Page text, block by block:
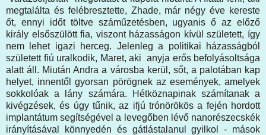
megtalálta és felébresztette, Zhade, már négy éve kereste
őt, ennyi időt töltve száműzetésben, ugyanis ő az előző
király elsőszülött fia, viszont házasságon kívül született, így
nem lehet igazi herceg. Jelenleg a politikai házasságból
született fiú uralkodik, Maret, aki anyja erős befolyásoltsága
alatt áll. Miután Andra a városba kerül, sőt, a palotában kap
helyet, innentől gyorsan pörögnek az események, amelyek
sokkolóak a lány számára. Hétköznapinak számítanak a
kivégzések, és úgy tűnik, az ifjú trónörökös a fején hordott
implantátum segítségével a levegőben lévő nanorészecskék
irányításával könnyedén és gátlástalanul gyilkol - mások